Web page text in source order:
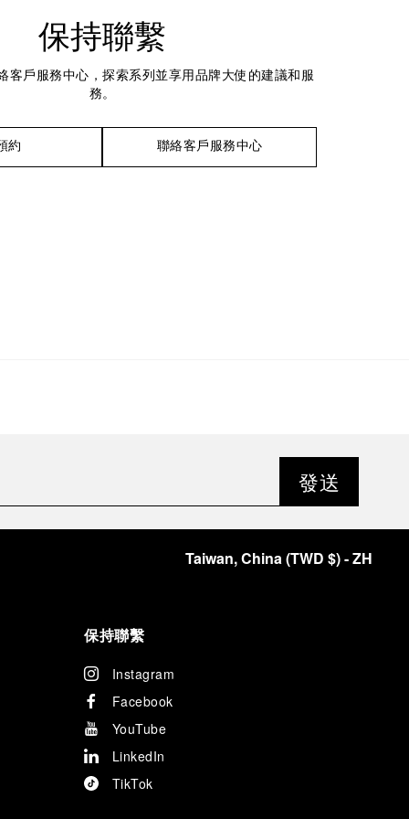
保持聯繫
客戶服務中心，探索系列並享用品牌大使的建議和服
務。
約 聯絡客戶服務中心
發送
Taiwan, China(TWD $)- ZH
保持聯繫
Instagram
Facebook
YouTube
LinkedIn
TikTok